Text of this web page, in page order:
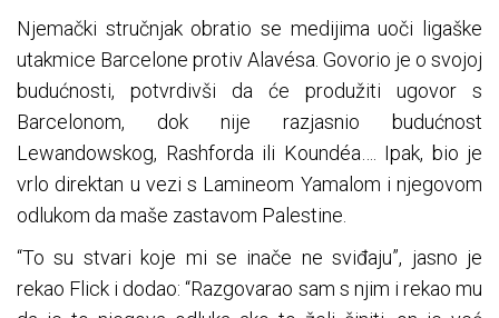
Njemački stručnjak obratio se medijima uoči ligaške
utakmice Barcelone protiv Alavésa. Govorio je o svojoj
budućnosti, potvrdivši da će produžiti ugovor s
Barcelonom, dok nije razjasnio budućnost
Lewandowskog, Rashforda ili Koundéa…. Ipak, bio je
vrlo direktan u vezi s Lamineom Yamalom i njegovom
odlukom da maše zastavom Palestine.
“To su stvari koje mi se inače ne sviđaju”, jasno je
rekao Flick i dodao: “Razgovarao sam s njim i rekao mu